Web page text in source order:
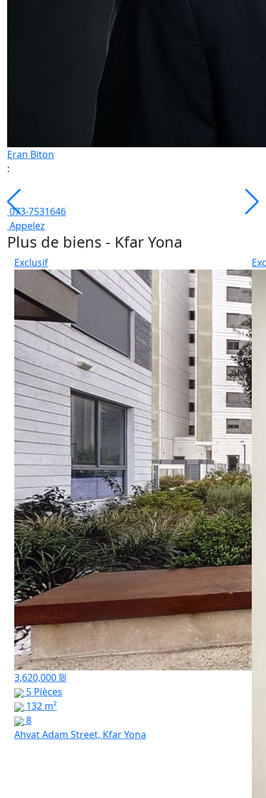
Eran Biton
:
073-7531646
Appelez
Plus de biens - Kfar Yona
Exclusif
3,620,000 ₪
5 Pièces
132 m²
8
Ahvat Adam Street, Kfar Yona